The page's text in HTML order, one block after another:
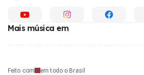
Mais música em
Feito com em todo o Brasil